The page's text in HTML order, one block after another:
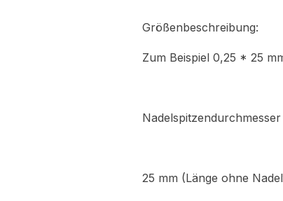
Größenbeschreibung:
Zum Beispiel 0,25 * 25
25 mm (Länge ohne